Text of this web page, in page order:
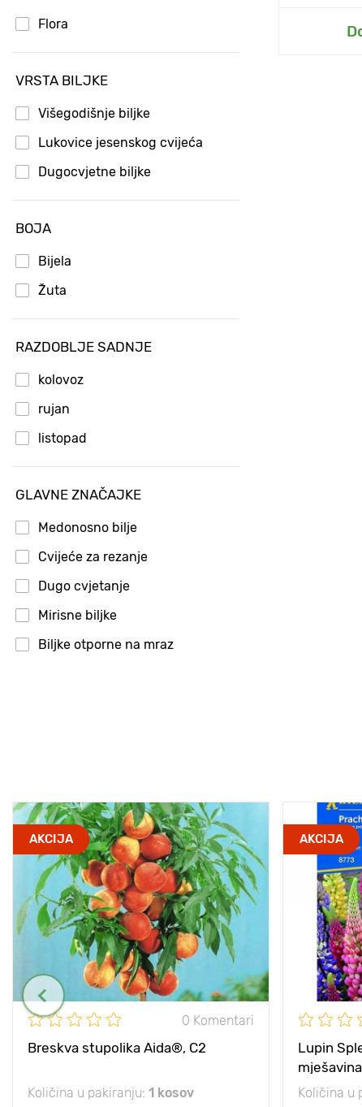
Flora
VRSTA BILJKE
Višegodišnje biljke
Lukovice jesenskog cvijeća
Dugocvjetne biljke
BOJA
Bijela
Žuta
RAZDOBLJE SADNJE
kolovoz
rujan
listopad
GLAVNE ZNAČAJKE
Medonosno bilje
Cvijeće za rezanje
Dugo cvjetanje
Mirisne biljke
Biljke otporne na mraz
AKCIJA
0 Komentari
Breskva stupolika Aida®, C2
Količina u pakiranju: 1 kosov
AKCIJA
Lupin
mješavina
Količina u